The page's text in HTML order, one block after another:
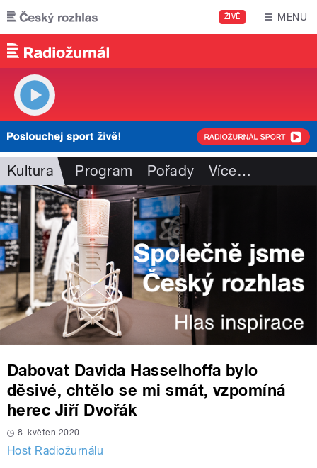
Přejít k hlavnímu obsahu
ŽIVĚ MENU
Kultura Program Pořady Více…
Dabovat Davida Hasselhoffa bylo
děsivé, chtělo se mi smát, vzpomíná
herec Jiří Dvořák
8. květen 2020
Host Radiožurnálu